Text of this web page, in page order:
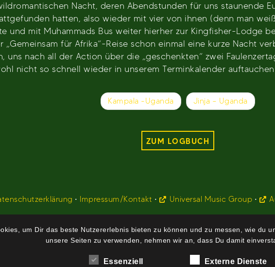
Nacht, deren Abendstunden für uns staunende
hatten, also wieder mit vier von ihnen (denn man
und mit Muhammads Bus weiter hierher zur Kingfisher-Lodge
„Gemeinsam für Afrika“-Reise schon einmal eine kurze Nacht
uns nach all der Action über die „geschenkten“ zwei
nicht so schnell wieder in unserem Terminkalender
Kampala -Uganda Jinja – Uganda
ZUM LOGBUCH
• Impressum/Kontakt • Universal Music Group •
um Dir das beste Nutzererlebnis bieten zu können und zu messen, wie du
unsere Seiten zu verwenden, nehmen wir an, dass Du damit
Essenziell Externe Dienste